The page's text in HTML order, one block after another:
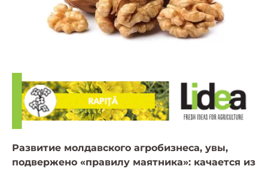
Развитие молдавского агробизнеса, увы,
подвержено «правилу маятника»: качается из